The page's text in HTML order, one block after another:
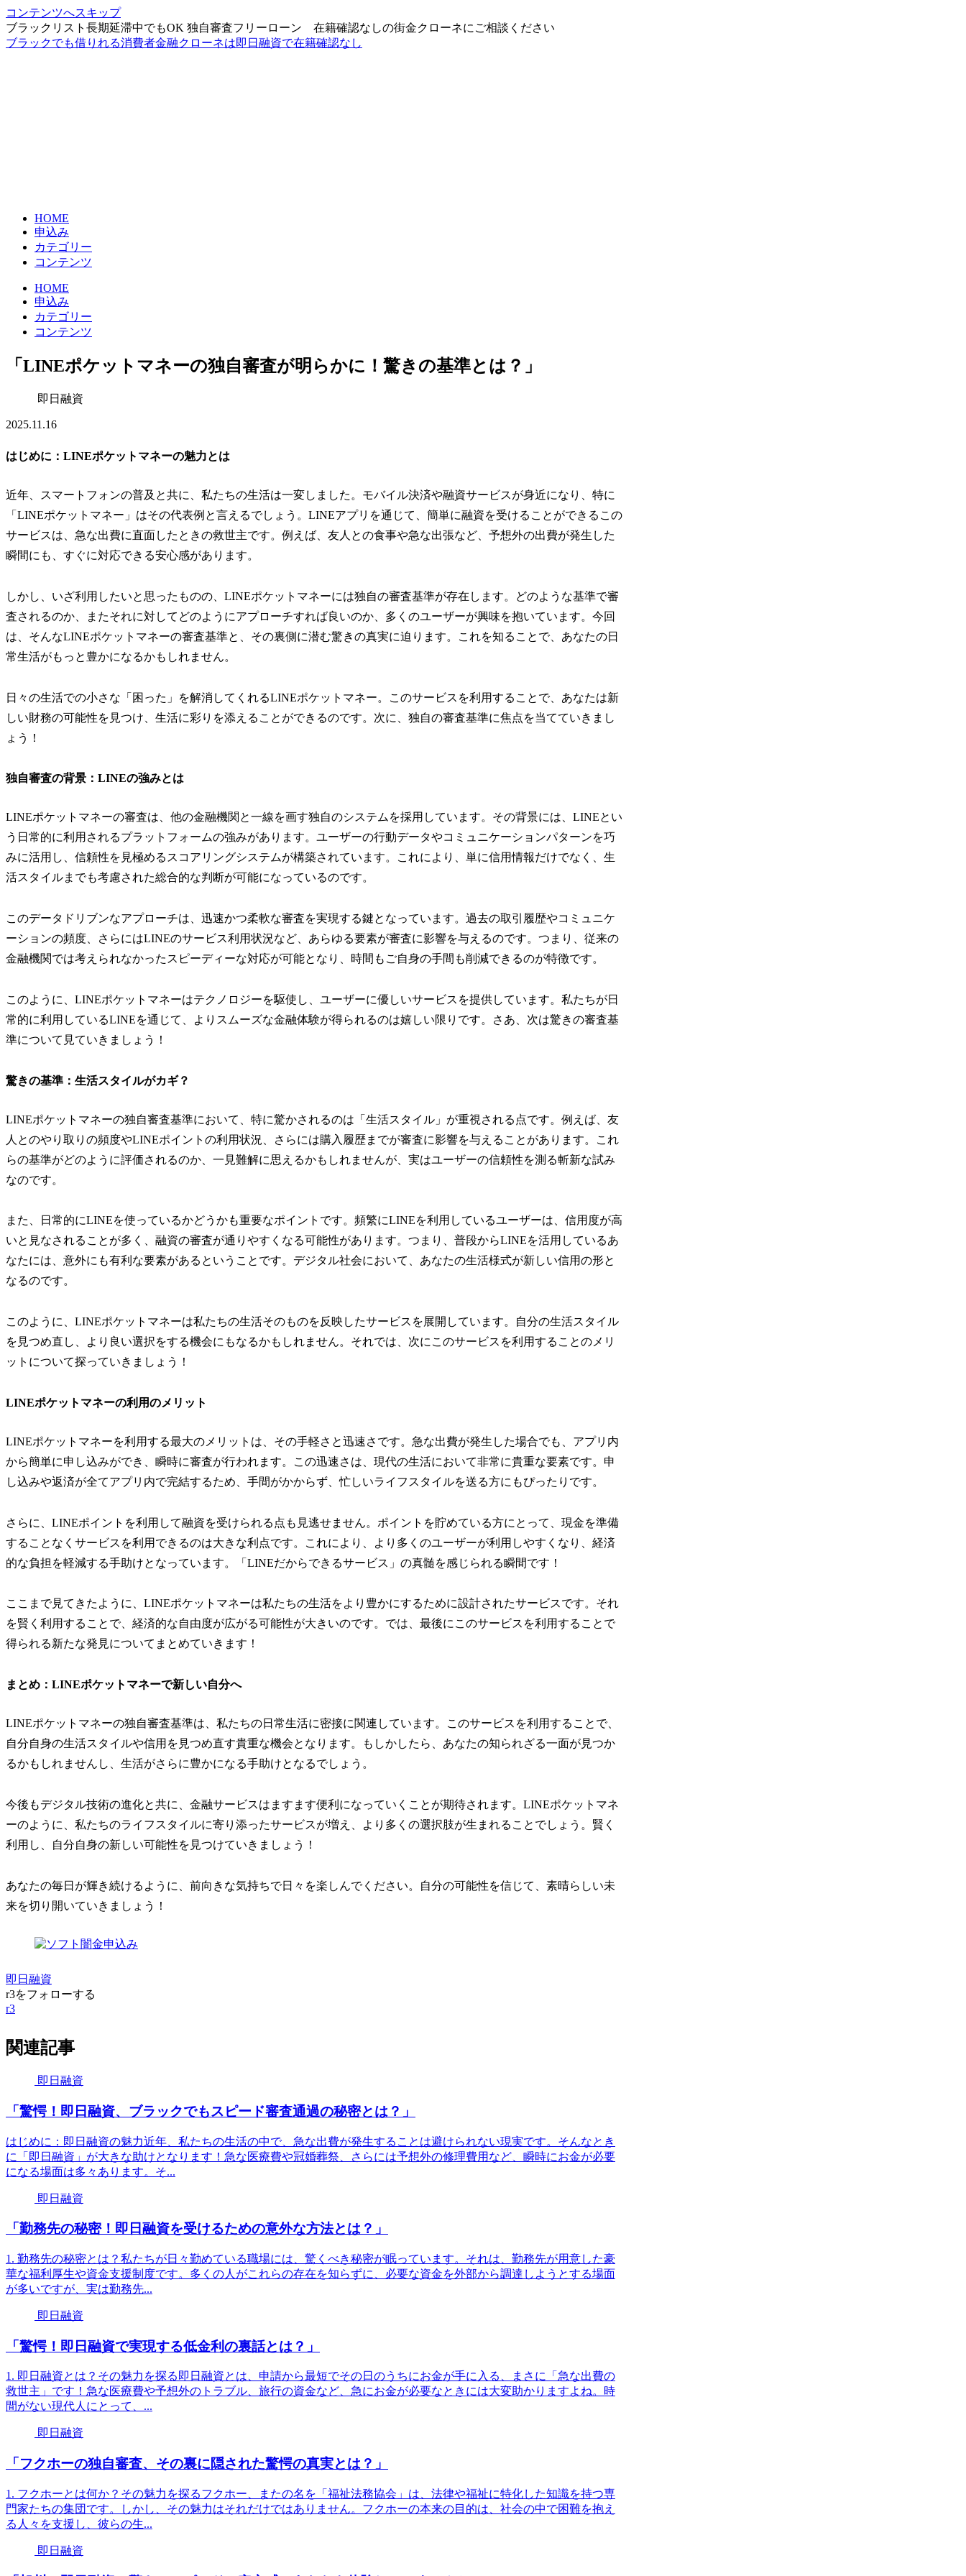
コンテンツへスキップ
ブラックリスト長期延滞中でもOK 独自審査フリーローン 在籍確認なしの街金クローネにご相談ください
ブラックでも借りれる消費者金融クローネは即日融資で在籍確認なし
HOME
申込み
カテゴリー
コンテンツ
HOME
申込み
カテゴリー
コンテンツ
「LINEポケットマネーの独自審査が明らかに！驚きの基準とは？」
即日融資
2025.11.16
はじめに：LINEポケットマネーの魅力とは
近年、スマートフォンの普及と共に、私たちの生活は一変しました。モバイル決済や融資サービスが身近になり、特に
「LINEポケットマネー」はその代表例と言えるでしょう。LINEアプリを通じて、簡単に融資を受けることができるこの
サービスは、急な出費に直面したときの救世主です。例えば、友人との食事や急な出張など、予想外の出費が発生した
瞬間にも、すぐに対応できる安心感があります。
しかし、いざ利用したいと思ったものの、LINEポケットマネーには独自の審査基準が存在します。どのような基準で審
査されるのか、またそれに対してどのようにアプローチすれば良いのか、多くのユーザーが興味を抱いています。今回
は、そんなLINEポケットマネーの審査基準と、その裏側に潜む驚きの真実に迫ります。これを知ることで、あなたの日
常生活がもっと豊かになるかもしれません。
日々の生活での小さな「困った」を解消してくれるLINEポケットマネー。このサービスを利用することで、あなたは新
しい財務の可能性を見つけ、生活に彩りを添えることができるのです。次に、独自の審査基準に焦点を当てていきまし
ょう！
独自審査の背景：LINEの強みとは
LINEポケットマネーの審査は、他の金融機関と一線を画す独自のシステムを採用しています。その背景には、LINEとい
う日常的に利用されるプラットフォームの強みがあります。ユーザーの行動データやコミュニケーションパターンを巧
みに活用し、信頼性を見極めるスコアリングシステムが構築されています。これにより、単に信用情報だけでなく、生
活スタイルまでも考慮された総合的な判断が可能になっているのです。
このデータドリブンなアプローチは、迅速かつ柔軟な審査を実現する鍵となっています。過去の取引履歴やコミュニケ
ーションの頻度、さらにはLINEのサービス利用状況など、あらゆる要素が審査に影響を与えるのです。つまり、従来の
金融機関では考えられなかったスピーディーな対応が可能となり、時間もご自身の手間も削減できるのが特徴です。
このように、LINEポケットマネーはテクノロジーを駆使し、ユーザーに優しいサービスを提供しています。私たちが日
常的に利用しているLINEを通じて、よりスムーズな金融体験が得られるのは嬉しい限りです。さあ、次は驚きの審査基
準について見ていきましょう！
驚きの基準：生活スタイルがカギ？
LINEポケットマネーの独自審査基準において、特に驚かされるのは「生活スタイル」が重視される点です。例えば、友
人とのやり取りの頻度やLINEポイントの利用状況、さらには購入履歴までが審査に影響を与えることがあります。これ
らの基準がどのように評価されるのか、一見難解に思えるかもしれませんが、実はユーザーの信頼性を測る斬新な試み
なのです。
また、日常的にLINEを使っているかどうかも重要なポイントです。頻繁にLINEを利用しているユーザーは、信用度が高
いと見なされることが多く、融資の審査が通りやすくなる可能性があります。つまり、普段からLINEを活用しているあ
なたには、意外にも有利な要素があるということです。デジタル社会において、あなたの生活様式が新しい信用の形と
なるのです。
このように、LINEポケットマネーは私たちの生活そのものを反映したサービスを展開しています。自分の生活スタイル
を見つめ直し、より良い選択をする機会にもなるかもしれません。それでは、次にこのサービスを利用することのメリ
ットについて探っていきましょう！
LINEポケットマネーの利用のメリット
LINEポケットマネーを利用する最大のメリットは、その手軽さと迅速さです。急な出費が発生した場合でも、アプリ内
から簡単に申し込みができ、瞬時に審査が行われます。この迅速さは、現代の生活において非常に貴重な要素です。申
し込みや返済が全てアプリ内で完結するため、手間がかからず、忙しいライフスタイルを送る方にもぴったりです。
さらに、LINEポイントを利用して融資を受けられる点も見逃せません。ポイントを貯めている方にとって、現金を準備
することなくサービスを利用できるのは大きな利点です。これにより、より多くのユーザーが利用しやすくなり、経済
的な負担を軽減する手助けとなっています。「LINEだからできるサービス」の真髄を感じられる瞬間です！
ここまで見てきたように、LINEポケットマネーは私たちの生活をより豊かにするために設計されたサービスです。それ
を賢く利用することで、経済的な自由度が広がる可能性が大きいのです。では、最後にこのサービスを利用することで
得られる新たな発見についてまとめていきます！
まとめ：LINEポケットマネーで新しい自分へ
LINEポケットマネーの独自審査基準は、私たちの日常生活に密接に関連しています。このサービスを利用することで、
自分自身の生活スタイルや信用を見つめ直す貴重な機会となります。もしかしたら、あなたの知られざる一面が見つか
るかもしれませんし、生活がさらに豊かになる手助けとなるでしょう。
今後もデジタル技術の進化と共に、金融サービスはますます便利になっていくことが期待されます。LINEポケットマネ
ーのように、私たちのライフスタイルに寄り添ったサービスが増え、より多くの選択肢が生まれることでしょう。賢く
利用し、自分自身の新しい可能性を見つけていきましょう！
あなたの毎日が輝き続けるように、前向きな気持ちで日々を楽しんでください。自分の可能性を信じて、素晴らしい未
来を切り開いていきましょう！
即日融資
r3をフォローする
r3
関連記事
即日融資
「驚愕！即日融資、ブラックでもスピード審査通過の秘密とは？」
はじめに：即日融資の魅力近年、私たちの生活の中で、急な出費が発生することは避けられない現実です。そんなとき
に「即日融資」が大きな助けとなります！急な医療費や冠婚葬祭、さらには予想外の修理費用など、瞬時にお金が必要
になる場面は多々あります。そ...
即日融資
「勤務先の秘密！即日融資を受けるための意外な方法とは？」
1. 勤務先の秘密とは？私たちが日々勤めている職場には、驚くべき秘密が眠っています。それは、勤務先が用意した豪
華な福利厚生や資金支援制度です。多くの人がこれらの存在を知らずに、必要な資金を外部から調達しようとする場面
が多いですが、実は勤務先...
即日融資
「驚愕！即日融資で実現する低金利の裏話とは？」
1. 即日融資とは？その魅力を探る即日融資とは、申請から最短でその日のうちにお金が手に入る、まさに「急な出費の
救世主」です！急な医療費や予想外のトラブル、旅行の資金など、急にお金が必要なときには大変助かりますよね。時
間がない現代人にとって、...
即日融資
「フクホーの独自審査、その裏に隠された驚愕の真実とは？」
1. フクホーとは何か？その魅力を探るフクホー、またの名を「福祉法務協会」は、法律や福祉に特化した知識を持つ専
門家たちの集団です。しかし、その魅力はそれだけではありません。フクホーの本来の目的は、社会の中で困難を抱え
る人々を支援し、彼らの生...
即日融資